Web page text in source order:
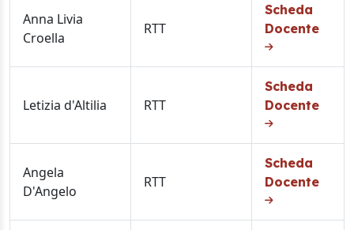
Anna Livia
Croella
RTT
Scheda
Docente
Letizia d'Altilia RTT
Scheda
Docente
Angela
D'Angelo
RTT
Scheda
Docente